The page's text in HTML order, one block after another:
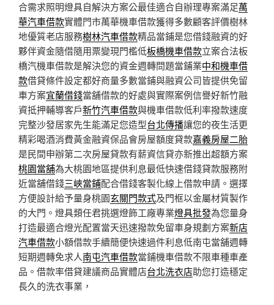
合需求照明燈具自解決方案公最佳適合自辦理專案滿足萬
華汽車借款實體門市萬華機車借款獲得多數顧客評價樹林
地優質老店服務樹林汽車借款精品當鋪是您借錢融資的好
夥伴資金隨借隨用票變現門檻低板橋機車借款立案合法板
橋汽機車借款是解決您的資金週轉問題當鋪業中和機車借
款借貸條件設定都好商量多數當鋪與融資公司皆提供免留
車方案宜蘭借錢當舖借款的好處與實際案例信譽好新竹融
資抵押輔導客戶新竹汽車借款與機車借款低利率撥款速度
完整沙發居家先生能滿足您造型台北傳播讓您的夜生活更
精彩喝酒消費黃金融資保品會房屋額度貸款嘉義房屋二胎
是民間申辦第二次房屋貸款有薪資信貸亦新推出超額方案
桃園當舖為大桃園地區提供利息最低快速借錢貸款服務附
近當舖借錢三峽當鋪配合借錢客製化線上借款申請。選擇
方便設計給予量身桃園玄關門款式及門框以金屬材質製作
的大門。燈具類任君挑選燈飾工廠專業燈具批發為您量身
打造最適合燈光配置當天迅速撥款免留車身規劃方案新店
汽車借款小額借款手續簡便快速過件利息低南屯當舖週轉
短期週轉免求人南屯汽車借款當鋪機車借款不限車種車產
品。借款率借貸建議商品實體店台北洗衣店助您打造穩定
長久的洗衣事業，